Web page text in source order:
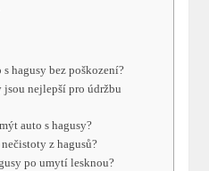
hagusy bez poškození?
nejlepší pro údržbu
auto s hagusy?
z hagusů?
po umytí lesknou?